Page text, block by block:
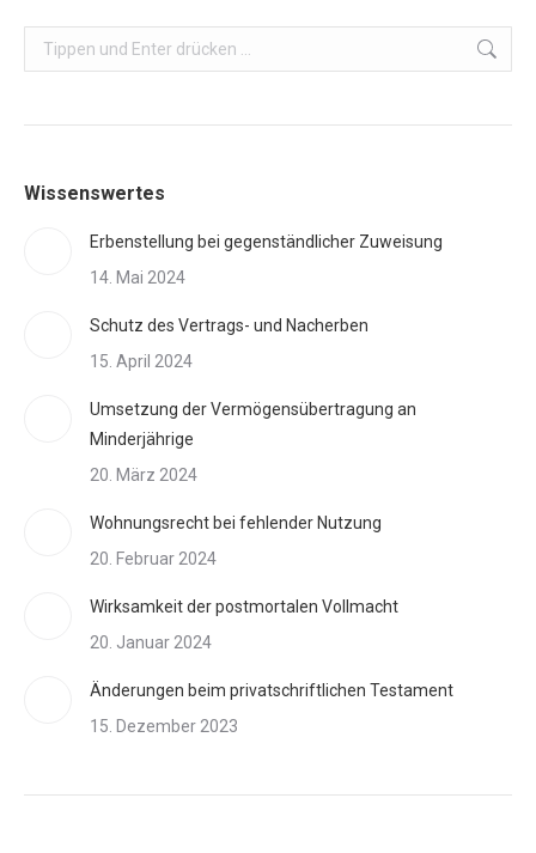
Search:
Wissenswertes
Erbenstellung bei gegenständlicher Zuweisung
14. Mai 2024
Schutz des Vertrags- und Nacherben
15. April 2024
Umsetzung der Vermögensübertragung an
Minderjährige
20. März 2024
Wohnungsrecht bei fehlender Nutzung
20. Februar 2024
Wirksamkeit der postmortalen Vollmacht
20. Januar 2024
Änderungen beim privatschriftlichen Testament
15. Dezember 2023